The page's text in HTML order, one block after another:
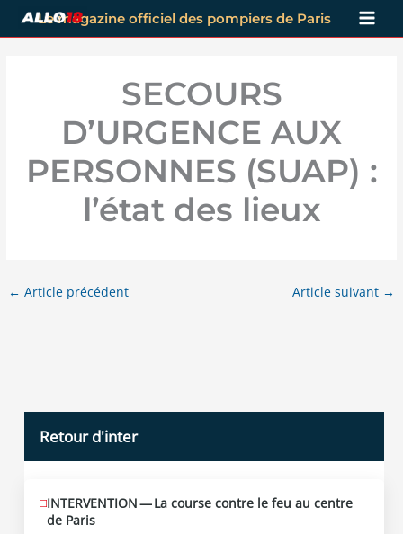
Aller
au
Le magazine officiel des pompiers de Paris
SECOURS
D’URGENCE AUX
PERSONNES (SUAP) :
l’état des lieux
← Article précédent Article suivant →
Retour d'inter
JUIN
12
INTERVENTION — La course contre le feu au centre
de Paris